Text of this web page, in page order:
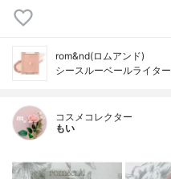
rom&nd(ロムアンド)
シースルーベールライター
コスメコレクター
もい